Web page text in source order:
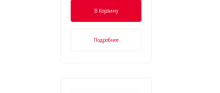
В Корзину
Подробнее